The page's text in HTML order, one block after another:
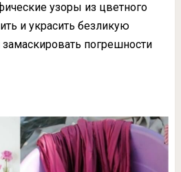
узоры из цветного
и украсить безликую
погрешности